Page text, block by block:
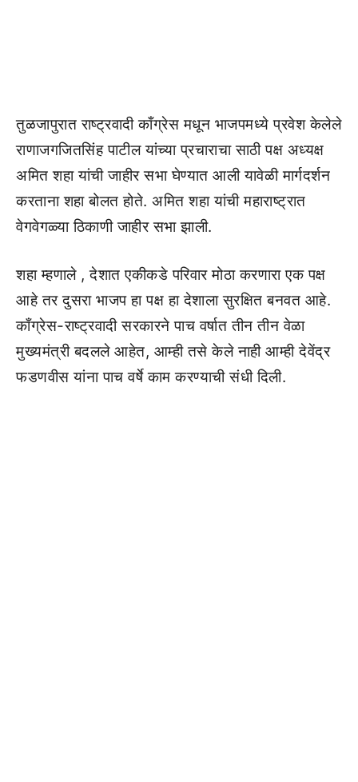
तुळजापुरात राष्ट्रवादी काँग्रेस मधून भाजपमध्ये प्रवेश केलेले
राणाजगजितसिंह पाटील यांच्या प्रचाराचा साठी पक्ष अध्यक्ष
अमित शहा यांची जाहीर सभा घेण्यात आली यावेळी मार्गदर्शन
करताना शहा बोलत होते. अमित शहा यांची महाराष्ट्रात
वेगवेगळ्या ठिकाणी जाहीर सभा झाली.
शहा म्हणाले , देशात एकीकडे परिवार मोठा करणारा एक पक्ष
आहे तर दुसरा भाजप हा पक्ष हा देशाला सुरक्षित बनवत आहे.
काँग्रेस-राष्ट्रवादी सरकारने पाच वर्षात तीन तीन वेळा
मुख्यमंत्री बदलले आहेत, आम्ही तसे केले नाही आम्ही देवेंद्र
फडणवीस यांना पाच वर्षे काम करण्याची संधी दिली.